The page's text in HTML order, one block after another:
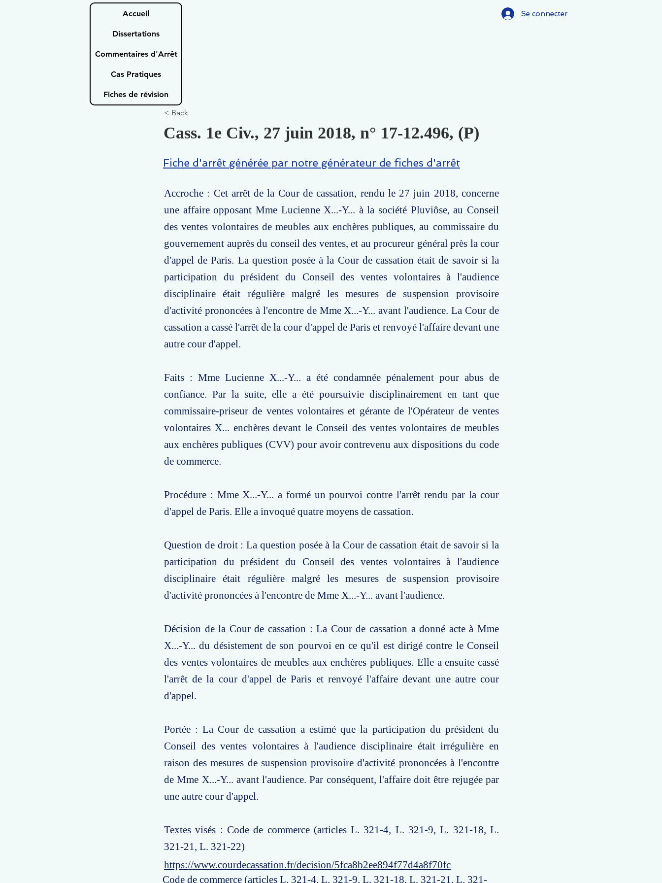
Accueil
Dissertations
Commentaires d'Arrêt
Cas Pratiques
Fiches de révision
Se connecter
< Back
Cass. 1e Civ., 27 juin 2018, n° 17-12.496, (P)
Fiche d'arrêt générée par notre générateur de fiches d'arrêt
Accroche : Cet arrêt de la Cour de cassation, rendu le 27 juin 2018, concerne
une affaire opposant Mme Lucienne X...-Y... à la société Pluviôse, au Conseil
des ventes volontaires de meubles aux enchères publiques, au commissaire du
gouvernement auprès du conseil des ventes, et au procureur général près la cour
d'appel de Paris. La question posée à la Cour de cassation était de savoir si la
participation du président du Conseil des ventes volontaires à l'audience
disciplinaire était régulière malgré les mesures de suspension provisoire
d'activité prononcées à l'encontre de Mme X...-Y... avant l'audience. La Cour de
cassation a cassé l'arrêt de la cour d'appel de Paris et renvoyé l'affaire devant une
autre cour d'appel.
Faits : Mme Lucienne X...-Y... a été condamnée pénalement pour abus de
confiance. Par la suite, elle a été poursuivie disciplinairement en tant que
commissaire-priseur de ventes volontaires et gérante de l'Opérateur de ventes
volontaires X... enchères devant le Conseil des ventes volontaires de meubles
aux enchères publiques (CVV) pour avoir contrevenu aux dispositions du code
de commerce.
Procédure : Mme X...-Y... a formé un pourvoi contre l'arrêt rendu par la cour
d'appel de Paris. Elle a invoqué quatre moyens de cassation.
Question de droit : La question posée à la Cour de cassation était de savoir si la
participation du président du Conseil des ventes volontaires à l'audience
disciplinaire était régulière malgré les mesures de suspension provisoire
d'activité prononcées à l'encontre de Mme X...-Y... avant l'audience.
Décision de la Cour de cassation : La Cour de cassation a donné acte à Mme
X...-Y... du désistement de son pourvoi en ce qu'il est dirigé contre le Conseil
des ventes volontaires de meubles aux enchères publiques. Elle a ensuite cassé
l'arrêt de la cour d'appel de Paris et renvoyé l'affaire devant une autre cour
d'appel.
Portée : La Cour de cassation a estimé que la participation du président du
Conseil des ventes volontaires à l'audience disciplinaire était irrégulière en
raison des mesures de suspension provisoire d'activité prononcées à l'encontre
de Mme X...-Y... avant l'audience. Par conséquent, l'affaire doit être rejugée par
une autre cour d'appel.
Textes visés : Code de commerce (articles L. 321-4, L. 321-9, L. 321-18, L.
321-21, L. 321-22)
https://www.courdecassation.fr/decision/5fca8b2ee894f77d4a8f70fc
Code de commerce (articles L. 321-4, L. 321-9, L. 321-18, L. 321-21, L. 321-